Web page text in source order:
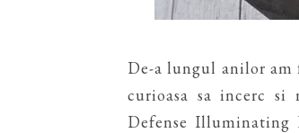
De-a lungul anilor am
curioasa sa incerc si
Defense Illuminating